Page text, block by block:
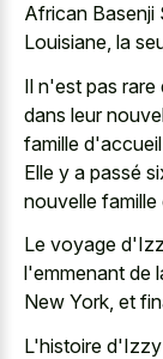
African Basenji
Louisiane, la
Il n'est pas rare
dans leur
famille
Elle y a passé
nouvelle
Le voyage
l'emmenant de
New York, et
L'histoire